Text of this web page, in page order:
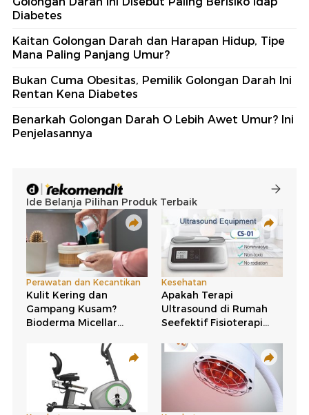
Diabetes
Kaitan Golongan Darah dan Harapan Hidup, Tipe
Mana Paling Panjang Umur?
Bukan Cuma Obesitas, Pemilik Golongan Darah Ini
Rentan Kena Diabetes
Benarkah Golongan Darah O Lebih Awet Umur? Ini
Penjelasannya